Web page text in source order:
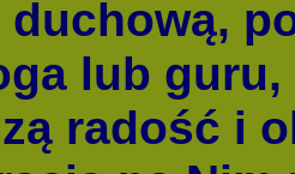
duchową,
lub
radość i